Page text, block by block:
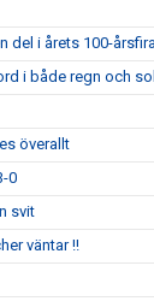
del i årets 100-
i både regn och sol
överallt
0
svit
väntar !!